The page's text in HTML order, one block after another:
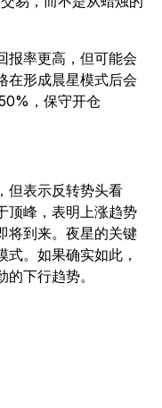
报率更高，但可能会
在形成晨星模式后会
，保守开仓
但表示反转势头看
顶峰，表明上涨趋势
将到来。夜星的关键
。如果确实如此，
下行趋势。